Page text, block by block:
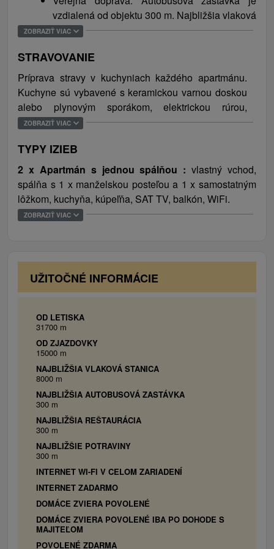
dolina, Kláštorisko a Tomášovský výhľad. Deti sa
potešia návšteve zoologickej záhrady v Spišskej novej
Vsi a kúpaliska s letnou prevádzkou a bio kúpaliska v
odporúčame navštíviť Spišský hrad a mesto Levoča. V
zimných mesiacoch je v okolí niekoľko bežeckých tratí
a lyžiarskych vlekov, ako je SKI Levoča alebo Relax
centrum Plejsy.
vzdialená od objektu 300 m. Najbližšia vlaková
stanica sa nachádza 8 km od apartmánov.
ZOBRAZIŤ VIAC
STRAVOVANIE
Príprava stravy v kuchyniach každého apartmánu.
Kuchyne sú vybavené s keramickou varnou doskou
alebo plynovým sporákom, elektrickou rúrou,
kanvicou, chladničkou, mrazničkou, mikrovlnnou
reštaurácií a obchod s potravinami.
ZOBRAZIŤ VIAC
TYPY IZIEB
2 x Apartmán s jednou spálňou : vlastný vchod,
spálňa s 1 x manželskou posteľou a 1 x samostatným
lôžkom, kuchyňa, kúpeľňa, SAT TV, balkón, WiFi.
1 x Apartmán s dvomi spálňami :vlastný vchod, dve
ZOBRAZIŤ VIAC
UŽITOČNÉ INFORMÁCIE
OD LETISKA
31700 m
OD ZJAZDOVKY
15000 m
NAJBLIŽŠIA VLAKOVÁ STANICA
8000 m
NAJBLIŽŠIA AUTOBUSOVÁ ZASTÁVKA
300 m
NAJBLIŽŠIA REŠTAURÁCIA
300 m
NAJBLIŽŠIE POTRAVINY
300 m
INTERNET WI-FI V CELOM ZARIADENÍ
INTERNET ZADARMO
DOMÁCE ZVIERA POVOLENÉ
DOMÁCE ZVIERA POVOLENÉ IBA PO DOHODE S
MAJITEĽOM
POVOLENÉ ZDARMA